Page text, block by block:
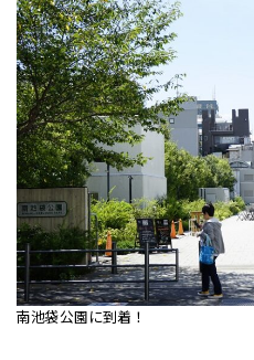
南池袋公園に到着！